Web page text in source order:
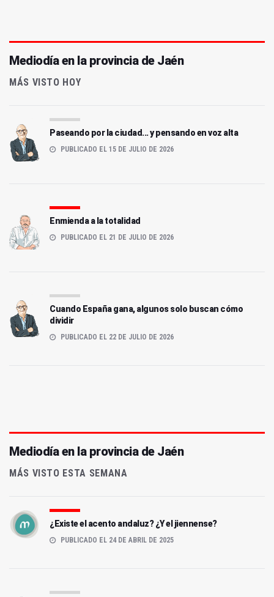
Mediodía en la provincia de Jaén
MÁS VISTO HOY
Paseando por la ciudad... y pensando en voz alta
PUBLICADO EL 15 DE JULIO DE 2026
Enmienda a la totalidad
PUBLICADO EL 21 DE JULIO DE 2026
Cuando España gana, algunos solo buscan cómo
dividir
PUBLICADO EL 22 DE JULIO DE 2026
Mediodía en la provincia de Jaén
MÁS VISTO ESTA SEMANA
¿Existe el acento andaluz? ¿Y el jiennense?
PUBLICADO EL 24 DE ABRIL DE 2025